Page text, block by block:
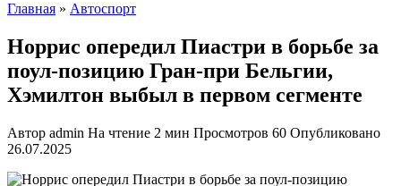
Главная » Автоспорт
Норрис опередил Пиастри в борьбе за
поул‑позицию Гран‑при Бельгии,
Хэмилтон выбыл в первом сегменте
Автор admin На чтение 2 мин Просмотров 60 Опубликовано
26.07.2025